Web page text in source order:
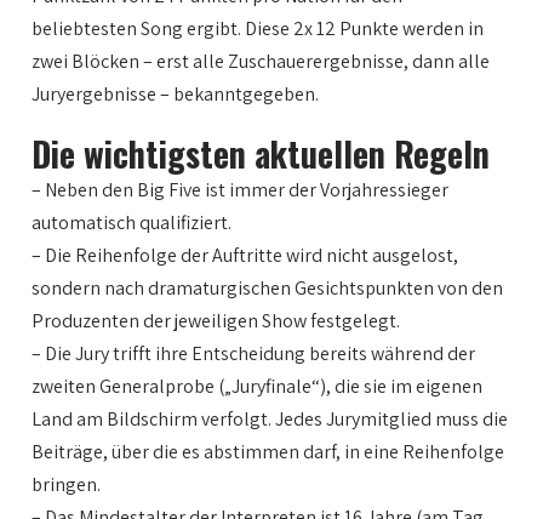
beliebtesten Song ergibt. Diese 2x 12 Punkte werden in
zwei Blöcken – erst alle Zuschauerergebnisse, dann alle
Juryergebnisse – bekanntgegeben.
Die wichtigsten aktuellen Regeln
– Neben den Big Five ist immer der Vorjahressieger
automatisch qualifiziert.
– Die Reihenfolge der Auftritte wird nicht ausgelost,
sondern nach dramaturgischen Gesichtspunkten von den
Produzenten der jeweiligen Show festgelegt.
– Die Jury trifft ihre Entscheidung bereits während der
zweiten Generalprobe („Juryfinale“), die sie im eigenen
Land am Bildschirm verfolgt. Jedes Jurymitglied muss die
Beiträge, über die es abstimmen darf, in eine Reihenfolge
bringen.